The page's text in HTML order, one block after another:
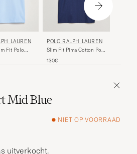
LAUREN
Fit Polo
POLO RALPH LAUREN
Slim Fit Pima Cotton Polo
130€
Mid Blue
NIET OP VOORRAAD
uitverkocht.